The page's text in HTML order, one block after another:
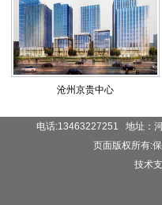
沧州京贵中心
电话:13463227251 地址：
页面版权所有:
技术